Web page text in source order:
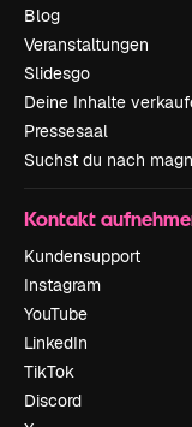
Blog
Veranstaltungen
Slidesgo
Deine Inhalte
Pressesaal
Suchst du nach
Kontakt
Kundensupport
Instagram
YouTube
LinkedIn
TikTok
Discord